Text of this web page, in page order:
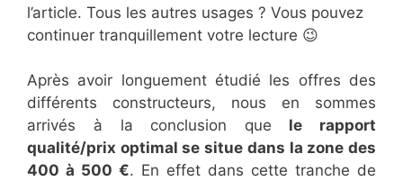
l’article. Tous les autres usages ? Vous pouvez
continuer tranquillement votre lecture 😉
Après avoir longuement étudié les offres des
différents constructeurs, nous en sommes
arrivés à la conclusion que le rapport
qualité/prix optimal se situe dans la zone des
400 à 500 €. En effet dans cette tranche de